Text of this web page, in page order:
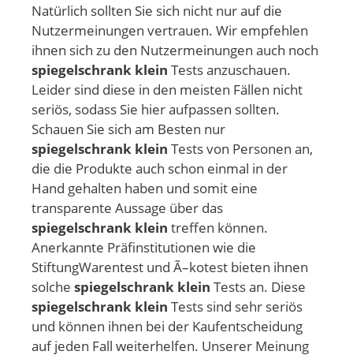
Natürlich sollten Sie sich nicht nur auf die
Nutzermeinungen vertrauen. Wir empfehlen
ihnen sich zu den Nutzermeinungen auch noch
spiegelschrank klein Tests anzuschauen.
Leider sind diese in den meisten Fällen nicht
seriös, sodass Sie hier aufpassen sollten.
Schauen Sie sich am Besten nur
spiegelschrank klein Tests von Personen an,
die die Produkte auch schon einmal in der
Hand gehalten haben und somit eine
transparente Aussage über das
spiegelschrank klein treffen können.
Anerkannte Präfinstitutionen wie die
StiftungWarentest und Ã–kotest bieten ihnen
solche spiegelschrank klein Tests an. Diese
spiegelschrank klein Tests sind sehr seriös
und können ihnen bei der Kaufentscheidung
auf jeden Fall weiterhelfen. Unserer Meinung